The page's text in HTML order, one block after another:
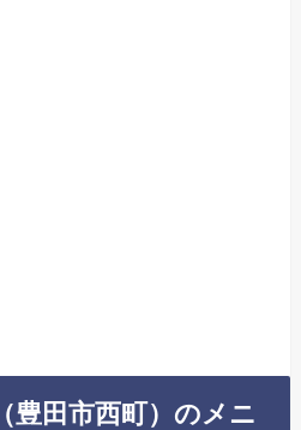
豊田市西町）のメニ